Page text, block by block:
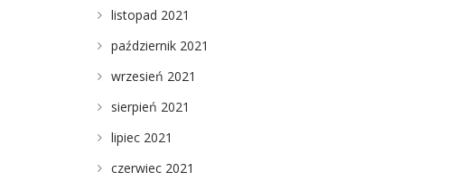
listopad 2021
październik 2021
wrzesień 2021
sierpień 2021
lipiec 2021
czerwiec 2021